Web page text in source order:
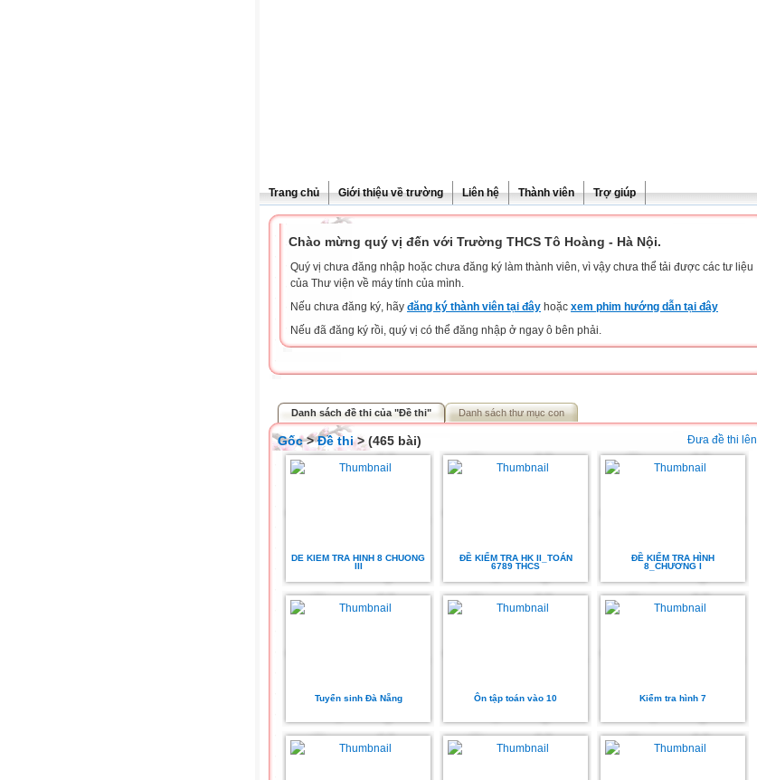
Trang chủ Giới thiệu về trường Liên hệ Thành viên Trợ giúp
Chào mừng quý vị đến với Trường THCS Tô Hoàng - Hà Nội.
Quý vị chưa đăng nhập hoặc chưa đăng ký làm thành viên, vì vậy chưa thể tải được các tư liệu
của Thư viện về máy tính của mình.
Nếu chưa đăng ký, hãy đăng ký thành viên tại đây hoặc xem phim hướng dẫn tại đây
Nếu đã đăng ký rồi, quý vị có thể đăng nhập ở ngay ô bên phải.
Danh sách đề thi của "Đề thi" Danh sách thư mục con
Đưa đề thi lên
Gốc>Đề thi> (465 bài)
DE KIEM TRA HINH 8 CHUONG
III
ĐỀ KIỂM TRA HK II_TOÁN
6789 THCS
ĐỀ KIỂM TRA HÌNH
8_CHƯƠNG I
Tuyển sinh Đà Nẵng Ôn tập toán vào 10 Kiểm tra hình 7